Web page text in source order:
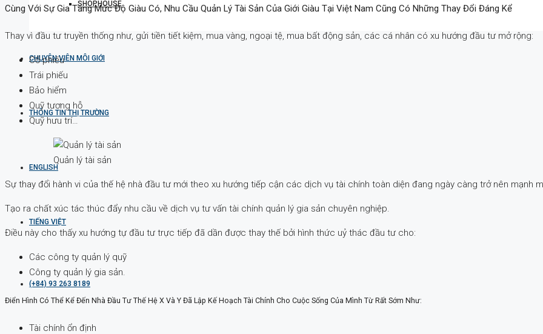
SHOPHOUSE
CHUYÊN VIÊN MÔI GIỚI
THÔNG TIN THỊ TRƯỜNG
ENGLISH
TIẾNG VIỆT
(+84) 93 263 8189
Cùng Với Sự Gia Tăng Mức Độ Giàu Có, Nhu Cầu Quản Lý Tài Sản Của Giới Giàu Tại Việt Nam Cũng Có Những Thay Đổi Đáng Kể
Thay vì đầu tư truyền thống như, gửi tiền tiết kiệm, mua vàng, ngoại tệ, mua bất động sản, các cá nhân có xu hướng đầu tư mở rộng:
Cổ phiếu
Trái phiếu
Bảo hiểm
Quỹ tương hỗ
Quỹ hưu trí…
Quản lý tài sản
Sự thay đổi hành vi của thế hệ nhà đầu tư mới theo xu hướng tiếp cận các dịch vụ tài chính toàn diện đang ngày càng trở nên mạnh
Tạo ra chất xúc tác thúc đẩy nhu cầu về dịch vụ tư vấn tài chính quản lý gia sản chuyên nghiệp.
Điều này cho thấy xu hướng tự đầu tư trực tiếp đã dần được thay thế bởi hình thức uỷ thác đầu tư cho:
Các công ty quản lý quỹ
Công ty quản lý gia sản.
Điển Hình Có Thể Kể Đến Nhà Đầu Tư Thế Hệ X Và Y Đã Lập Kế Hoạch Tài Chính Cho Cuộc Sống Của Mình Từ Rất Sớm Như:
Tài chính ổn định